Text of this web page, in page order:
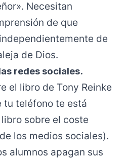
Necesitan
de que
de
de Dios.
redes sociales.
el libro de Tony Reinke
tu teléfono te está
sobre el coste
los medios sociales).
alumnos apagan sus